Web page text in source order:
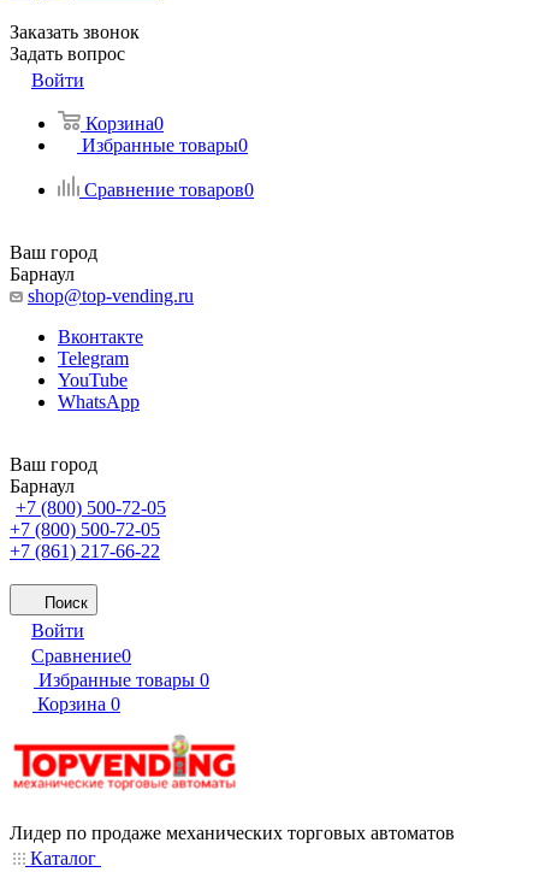
Заказать звонок
Задать вопрос
Войти
Корзина0
Избранные товары0
Сравнение товаров0
Ваш город
Барнаул
shop@top-vending.ru
Вконтакте
Telegram
YouTube
WhatsApp
Ваш город
Барнаул
+7 (800) 500-72-05
+7 (800) 500-72-05
+7 (861) 217-66-22
Поиск
Войти
Сравнение0
Избранные товары 0
Корзина 0
Лидер по продаже механических торговых автоматов
Каталог